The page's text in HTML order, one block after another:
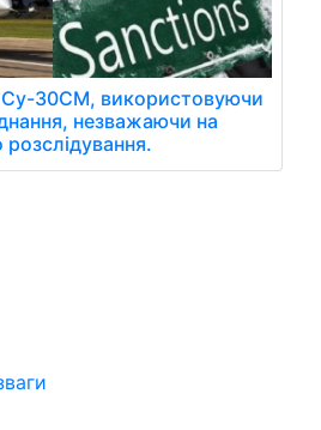
Су-30СМ, використовуючи
незважаючи на
розслідування.